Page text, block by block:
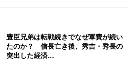
豊臣兄弟は転戦続きでなぜ軍費が続い
たのか？ 信長亡き後、秀吉・秀長の
突出した経済…